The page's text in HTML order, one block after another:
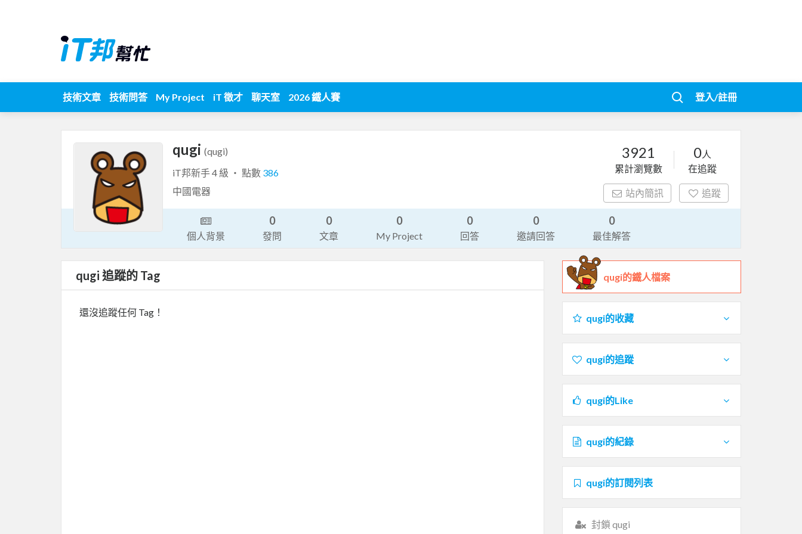
技術文章 技術問答 My Project iT 徵才 聊天室 2026 鐵人賽 登入/註冊
qugi (qugi)
iT邦新手 4 級 ‧ 點數 386
中國電器
3921
累計瀏覽數
0人
在追蹤
站內簡訊 追蹤
個人背景
0
發問
0
文章
0
My Project
0
回答
0
邀請回答
0
最佳解答
qugi 追蹤的 Tag
還沒追蹤任何 Tag！
qugi的鐵人檔案
qugi的收藏
qugi的追蹤
qugi的Like
qugi的紀錄
qugi的訂閱列表
封鎖 qugi